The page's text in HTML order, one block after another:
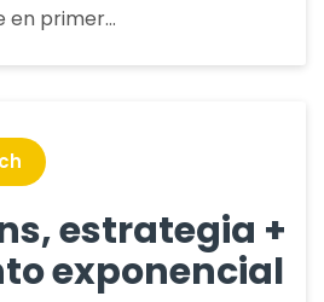
en primer…
estrategia +
exponencial